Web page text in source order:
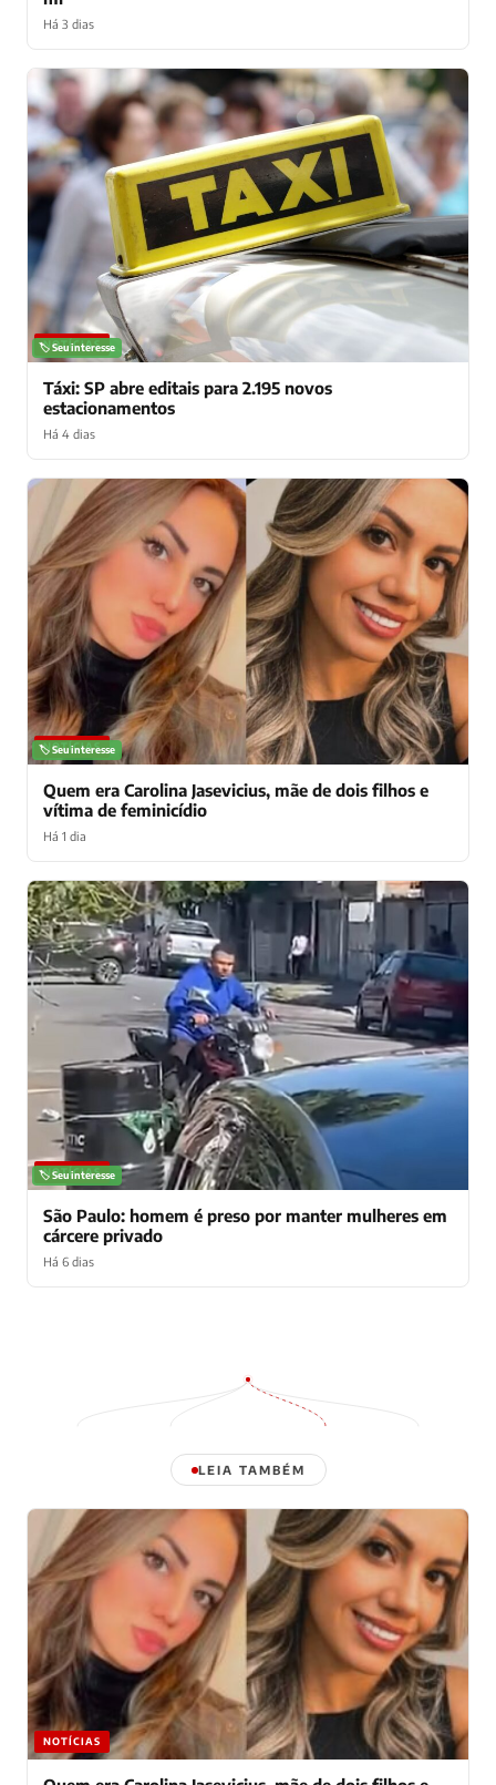
Há 3 dias
NOTÍCIAS
🏷️ Seu interesse
Táxi: SP abre editais para 2.195 novos
estacionamentos
Há 4 dias
NOTÍCIAS
🏷️ Seu interesse
Quem era Carolina Jasevicius, mãe de dois filhos e
vítima de feminicídio
Há 1 dia
NOTÍCIAS
🏷️ Seu interesse
São Paulo: homem é preso por manter mulheres em
cárcere privado
Há 6 dias
LEIA TAMBÉM
NOTÍCIAS